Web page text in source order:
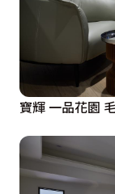
切，因為就有
H+F+G：主臥
能，作為因作息
人晚歸、應酬喝
空間，如伴讀
E+F+G：由於
寶輝 一品花園